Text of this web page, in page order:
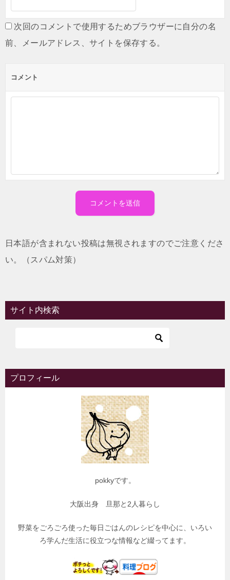
次回のコメントで使用するためブラウザーに自分の名
前、メールアドレス、サイトを保存する。
コメント
日本語が含まれない投稿は無視されますのでご注意くださ
い。（スパム対策）
サイト内検索
プロフィール
pokkyです。
大阪出身 旦那と2人暮らし
野菜をごろごろ使った毎日ごはんのレシピを中心に、いろい
ろ学んだ生活に役立つな情報など綴ってます。